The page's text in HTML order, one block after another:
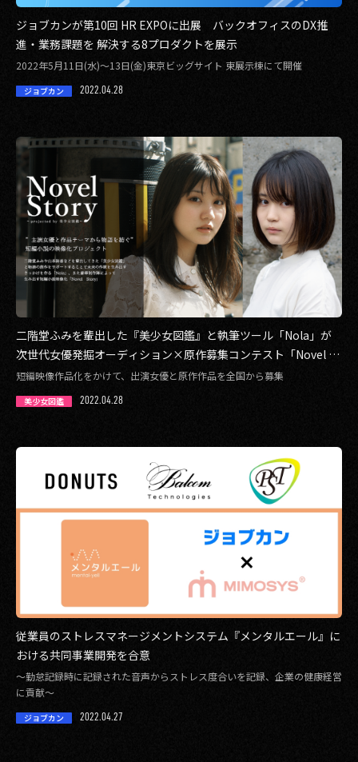
ジョブカンが第10回 HR EXPOに出展 バックオフィスのDX推
進・業務課題を 解決する8プロダクトを展示
2022年5月11日(水)～13日(金)東京ビッグサイト 東展示棟にて開催
ジョブカン 2022.04.28
二階堂ふみを輩出した『美少女図鑑』と執筆ツール「Nola」が
次世代女優発掘オーディション×原作募集コンテスト「Novel St
ory〜projected by 美少女図鑑〜」開催決定！
短編映像作品化をかけて、出演女優と原作作品を全国から募集
美少女図鑑 2022.04.28
従業員のストレスマネージメントシステム『メンタルエール』に
おける共同事業開発を合意
～勤怠記録時に記録された音声からストレス度合いを記録、企業の健康経営
に貢献～
ジョブカン 2022.04.27